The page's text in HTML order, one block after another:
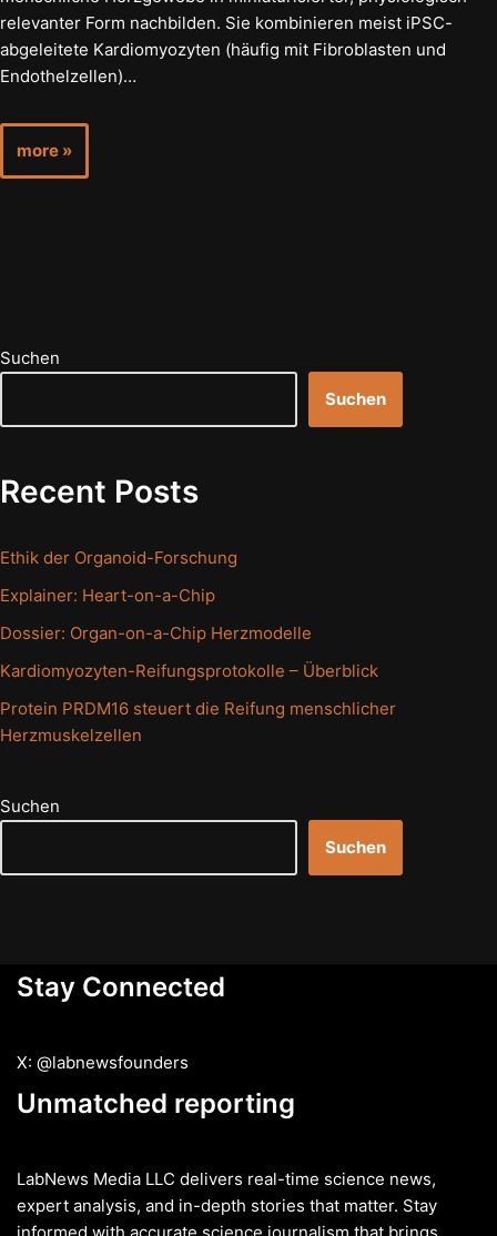
relevanter Form nachbilden. Sie kombinieren meist iPSC-
abgeleitete Kardiomyozyten (häufig mit Fibroblasten und
Endothelzellen)…
more »
Suchen
Suchen
Recent Posts
Ethik der Organoid-Forschung
Explainer: Heart-on-a-Chip
Dossier: Organ-on-a-Chip Herzmodelle
Kardiomyozyten-Reifungsprotokolle – Überblick
Protein PRDM16 steuert die Reifung menschlicher
Herzmuskelzellen
Suchen
Suchen
Stay Connected
X: @labnewsfounders
Unmatched reporting
LabNews Media LLC delivers real-time science news,
expert analysis, and in-depth stories that matter. Stay